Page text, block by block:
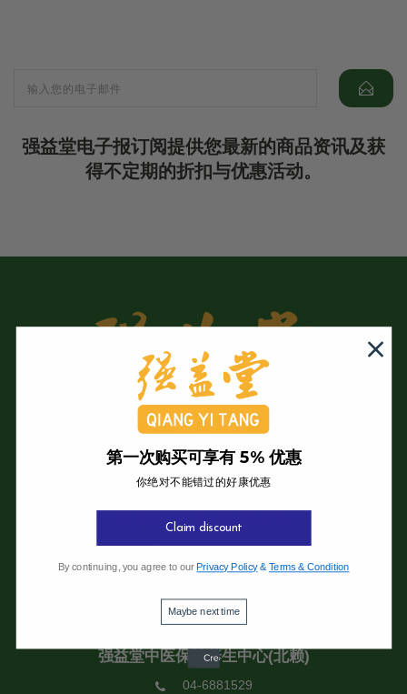
强益堂电子报订阅提供您最新的商品资讯及获
得不定期的折扣与优惠活动。
强益堂全息中医诊所
强益堂全息中医诊所(槟岛)
04-2832108
11600 Pulau Pinang.
09:30 AM - 6:00 PM
强益堂中医保健养生中心(北赖)
04-6881529
第一次购买可享有 5% 优惠
你绝对不能错过的好康优惠
Claim discount
By continuing, you agree to our Privacy Policy&Terms & Condition
Maybe next time